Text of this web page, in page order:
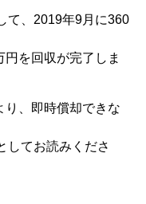
て、2019年9月に360
を回収が完了しま
り、即時償却できな
してお読みくださ